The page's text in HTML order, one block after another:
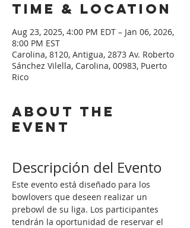
Time & Location
Aug 23, 2025, 4:00 PM EDT – Jan 06, 2026,
8:00 PM EST
Carolina, 8120, Antigua, 2873 Av. Roberto
Sánchez Vilella, Carolina, 00983, Puerto
Rico
About the
event
Descripción del Evento
Este evento está diseñado para los
bowlovers que deseen realizar un
prebowl de su liga. Los participantes
tendrán la oportunidad de reservar el